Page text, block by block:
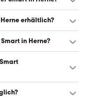
manuellem
erhältlich?
Farben: schwarz,
(Stand: 9.8.2026)
in Herne?
Bauformen: